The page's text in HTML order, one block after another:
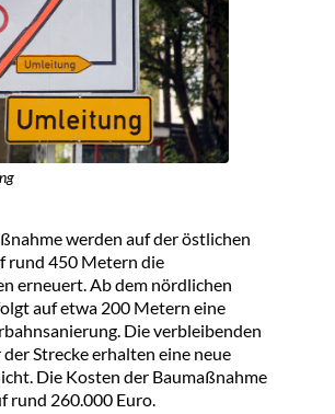
werden auf der östlichen
rund 450 Metern die
erneuert. Ab dem nördlichen
auf etwa 200 Metern eine
Die verbleibenden
Strecke erhalten eine neue
Die Kosten der Baumaßnahme
rund 260.000 Euro.